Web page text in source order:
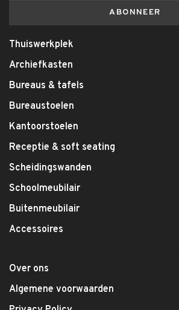
ABONNEER
Thuiswerkplek
Archiefkasten
Bureaus & tafels
Bureaustoelen
Kantoorstoelen
Receptie & soft seating
Scheidingswanden
Schoolmeubilair
Buitenmeubilair
Accessoires
Over ons
Algemene voorwaarden